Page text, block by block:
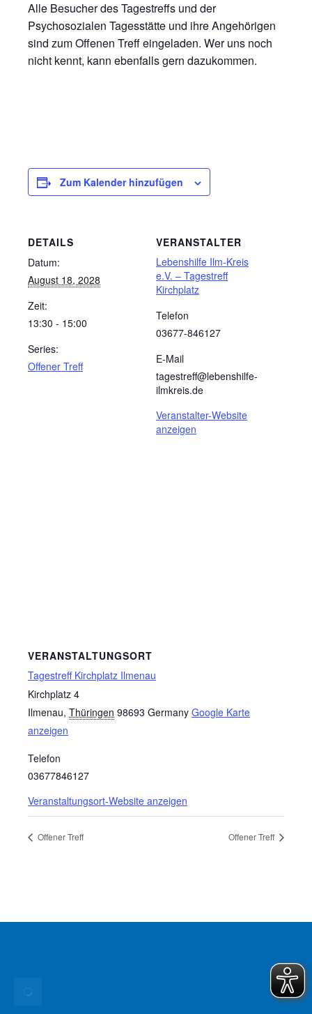
Alle Besucher des Tagestreffs und der
Psychosozialen Tagesstätte und ihre Angehörigen
sind zum Offenen Treff eingeladen. Wer uns noch
nicht kennt, kann ebenfalls gern dazukommen.
Zum Kalender hinzufügen
DETAILS
Datum:
August 18, 2028
Zeit:
13:30 - 15:00
Series:
Offener Treff
VERANSTALTER
Lebenshilfe Ilm-Kreis
e.V. – Tagestreff
Kirchplatz
Telefon
03677-846127
E-Mail
tagestreff@lebenshilfe-
ilmkreis.de
Veranstalter-Website
anzeigen
VERANSTALTUNGSORT
Tagestreff Kirchplatz Ilmenau
Kirchplatz 4
Ilmenau, Thüringen 98693 Germany Google Karte
anzeigen
Telefon
03677846127
Veranstaltungsort-Website anzeigen
Offener Treff Offener Treff